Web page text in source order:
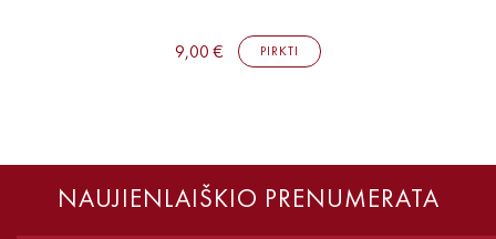
9,00 € PIRKTI
NAUJIENLAIŠKIO PRENUMERATA